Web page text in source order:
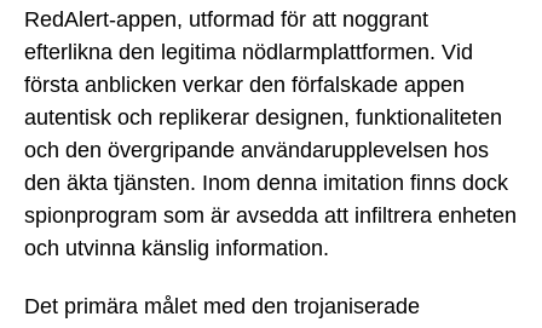
RedAlert-appen, utformad för att noggrant
efterlikna den legitima nödlarmplattformen. Vid
första anblicken verkar den förfalskade appen
autentisk och replikerar designen, funktionaliteten
och den övergripande användarupplevelsen hos
den äkta tjänsten. Inom denna imitation finns dock
spionprogram som är avsedda att infiltrera enheten
och utvinna känslig information.
Det primära målet med den trojaniserade